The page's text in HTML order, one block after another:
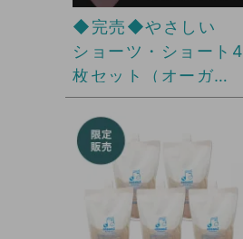
◆完売◆やさしい
ショーツ・ショート4
枚セット（オーガ
ニック布ライナープ
レゼント）